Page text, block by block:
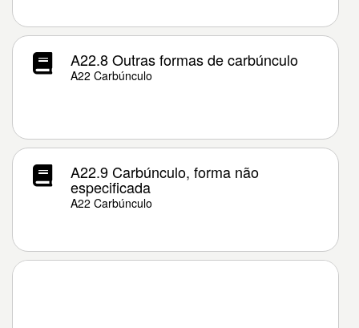
A22.8 Outras formas de carbúnculo
A22 Carbúnculo
A22.9 Carbúnculo, forma não
especificada
A22 Carbúnculo